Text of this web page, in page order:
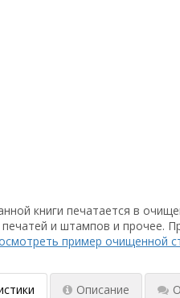
книги печатается в
и штампов и прочее.
пример очищенной
Описание